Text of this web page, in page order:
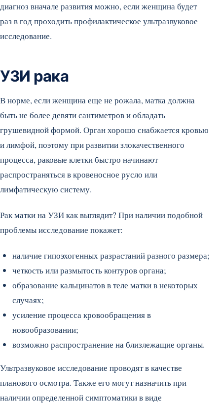
диагноз вначале развития можно, если женщина будет
раз в год проходить профилактическое ультразвуковое
исследование.
УЗИ рака
В норме, если женщина еще не рожала, матка должна
быть не более девяти сантиметров и обладать
грушевидной формой. Орган хорошо снабжается кровью
и лимфой, поэтому при развитии злокачественного
процесса, раковые клетки быстро начинают
распространяться в кровеносное русло или
лимфатическую систему.
Рак матки на УЗИ как выглядит? При наличии подобной
проблемы исследование покажет:
наличие гипоэхогенных разрастаний разного размера;
четкость или размытость контуров органа;
образование кальцинатов в теле матки в некоторых
случаях;
усиление процесса кровообращения в
новообразовании;
возможно распространение на близлежащие органы.
Ультразвуковое исследование проводят в качестве
планового осмотра. Также его могут назначить при
наличии определенной симптоматики в виде